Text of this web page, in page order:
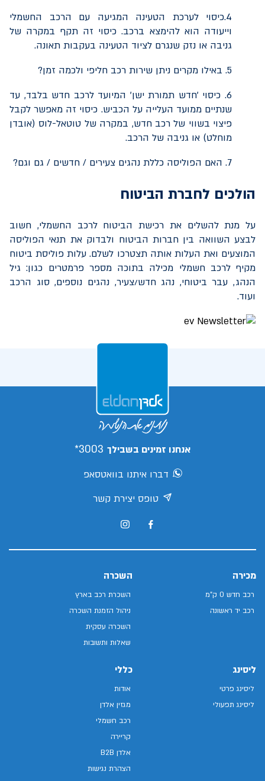
4.כיסוי לערכת הטעינה המגיעה עם הרכב החשמלי
וייעודה הוא להימצא ברכב. כיסוי זה תקף במקרה של
גניבה או נזק שנגרם לציוד הטעינה בעקבות תאונה.
5. באילו מקרים ניתן שירות רכב חליפי ולכמה זמן?
6. כיסוי 'חדש תמורת ישן' המיועד לרכב חדש בלבד, עד
שנתיים ממועד העלייה על הכביש. כיסוי זה מאפשר לקבל
פיצוי בשווי של רכב חדש, במקרה של טוטאל-לוס (אובדן
מוחלט) או גניבה של הרכב.
7. האם הפוליסה כללת נהגים צעירים / חדשים / גם וגם?
הולכים לחברת הביטוח
על מנת להשלים את רכישת הביטוח לרכב החשמלי, חשוב
לבצע השוואה בין חברות הביטוח ולבדוק את תנאי הפוליסה
המוצעים ואת העלות אותה תצטרכו לשלם. עלות פוליסת ביטוח
מקיף לרכב חשמלי מכילה בתוכה מספר פרמטרים כגון: גיל
הנהג, עבר ביטוחי, נהג חדש/צעיר, נהגים נוספים, סוג הרכב
ועוד.
אנחנו זמינים בשבילך 3003*
דברו איתנו בוואטסאפ
טופס יצירת קשר
מכירה
רכב חדש 0 ק"מ
רכב יד ראשונה
השכרה
השכרת רכב בארץ
ניהול הזמנת השכרה
השכרה עסקית
שאלות ותשובות
ליסינג
ליסינג פרטי
ליסינג תפעולי
כללי
אודות
מגזין אלדן
רכב חשמלי
קריירה
אלדן B2B
הצהרת נגישות